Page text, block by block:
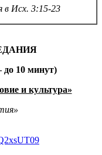
в Исх. 3:15-23
10 минут)
и культура»